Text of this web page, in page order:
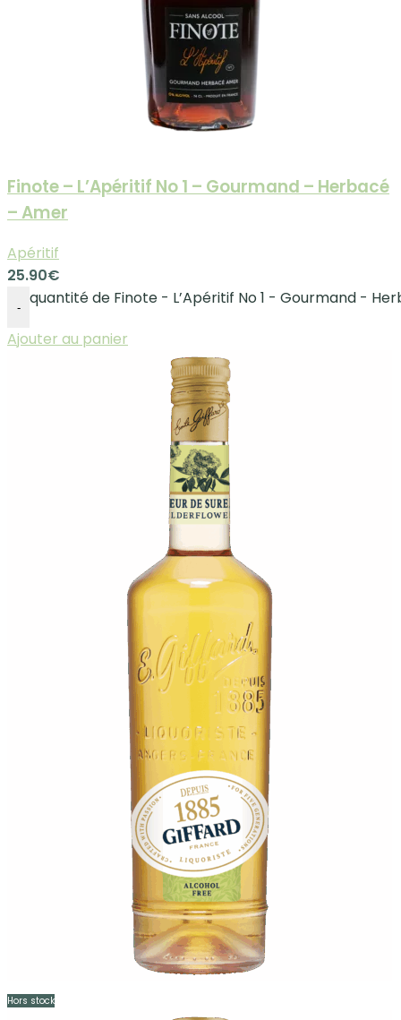
Finote – L’Apéritif No 1 – Gourmand – Herbacé
– Amer
Apéritif
25.90€
-
quantité de Finote - L’Apéritif No 1 - Gourmand -
Ajouter au panier
Hors stock